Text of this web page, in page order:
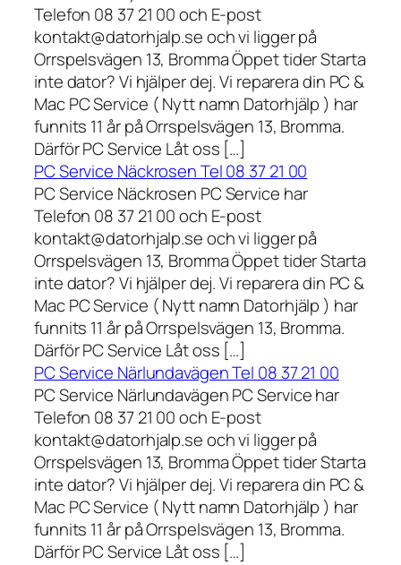
Telefon 08 37 21 00 och E-post
kontakt@datorhjalp.se och vi ligger på
Orrspelsvägen 13, Bromma Öppet tider Starta
inte dator? Vi hjälper dej. Vi reparera din PC &
Mac PC Service ( Nytt namn Datorhjälp ) har
funnits 11 år på Orrspelsvägen 13, Bromma.
Därför PC Service Låt oss […]
PC Service Näckrosen Tel 08 37 21 00
PC Service Näckrosen PC Service har
Telefon 08 37 21 00 och E-post
kontakt@datorhjalp.se och vi ligger på
Orrspelsvägen 13, Bromma Öppet tider Starta
inte dator? Vi hjälper dej. Vi reparera din PC &
Mac PC Service ( Nytt namn Datorhjälp ) har
funnits 11 år på Orrspelsvägen 13, Bromma.
Därför PC Service Låt oss […]
PC Service Närlundavägen Tel 08 37 21 00
PC Service Närlundavägen PC Service har
Telefon 08 37 21 00 och E-post
kontakt@datorhjalp.se och vi ligger på
Orrspelsvägen 13, Bromma Öppet tider Starta
inte dator? Vi hjälper dej. Vi reparera din PC &
Mac PC Service ( Nytt namn Datorhjälp ) har
funnits 11 år på Orrspelsvägen 13, Bromma.
Därför PC Service Låt oss […]